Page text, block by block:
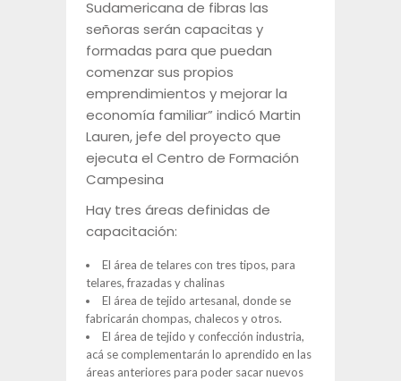
Sudamericana de fibras las
señoras serán capacitas y
formadas para que puedan
comenzar sus propios
emprendimientos y mejorar la
economía familiar” indicó Martin
Lauren, jefe del proyecto que
ejecuta el Centro de Formación
Campesina
Hay tres áreas definidas de
capacitación:
El área de telares con tres tipos, para
telares, frazadas y chalinas
El área de tejido artesanal, donde se
fabricarán chompas, chalecos y otros.
El área de tejido y confección industria,
acá se complementarán lo aprendido en las
áreas anteriores para poder sacar nuevos